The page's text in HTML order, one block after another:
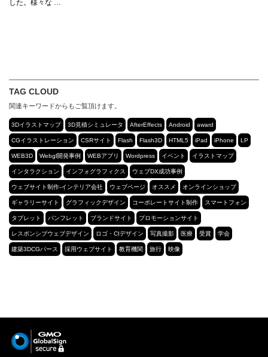
した。様々な …
TAG CLOUD
関連キーワードからもご覧頂けます。
3Dイラストマップ 3D見積シミュレータ AfterEffects Android award
CGイラストレーション CSRサイト Flash Flash3D HTML5 iPad iPhone LP
WEB3D Webgl開発事例 WEBアプリ Wordpress イベント イラストマップ
インタラクション インフォグラフィクス ウェブDX成功事例
ウェブサイト制作-インテリア会社 ウェブページ オススメ オンラインショップ
ギャラリーサイト グラフィックデザイン コーポレートサイト制作 スマートフォン
タブレット パンフレット ブランドサイト プロモーションサイト
レスポンシブウェブデザイン ロゴ・CIデザイン 写真撮影 医療 受賞 学会
建築3DCGパース 採用ウェブサイト 教育機関 旅行 映像